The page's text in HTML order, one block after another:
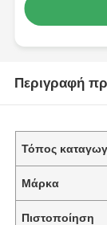
Περιγραφή
Τόπος
Μάρκα
Πιστοποίηση